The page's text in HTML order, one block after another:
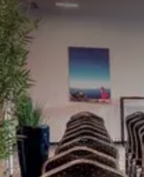
193m²
Die Säle
Eine eigene
fahren. Diese
U-Form
30
Schule
100
Exam
-